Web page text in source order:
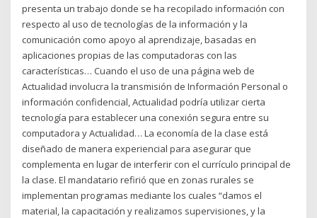
presenta un trabajo donde se ha recopilado información con
respecto al uso de tecnologías de la información y la
comunicación como apoyo al aprendizaje, basadas en
aplicaciones propias de las computadoras con las
características… Cuando el uso de una página web de
Actualidad involucra la transmisión de Información Personal o
información confidencial, Actualidad podría utilizar cierta
tecnología para establecer una conexión segura entre su
computadora y Actualidad… La economía de la clase está
diseñado de manera experiencial para asegurar que
complementa en lugar de interferir con el currículo principal de
la clase. El mandatario refirió que en zonas rurales se
implementan programas mediante los cuales “damos el
material, la capacitación y realizamos supervisiones, y la